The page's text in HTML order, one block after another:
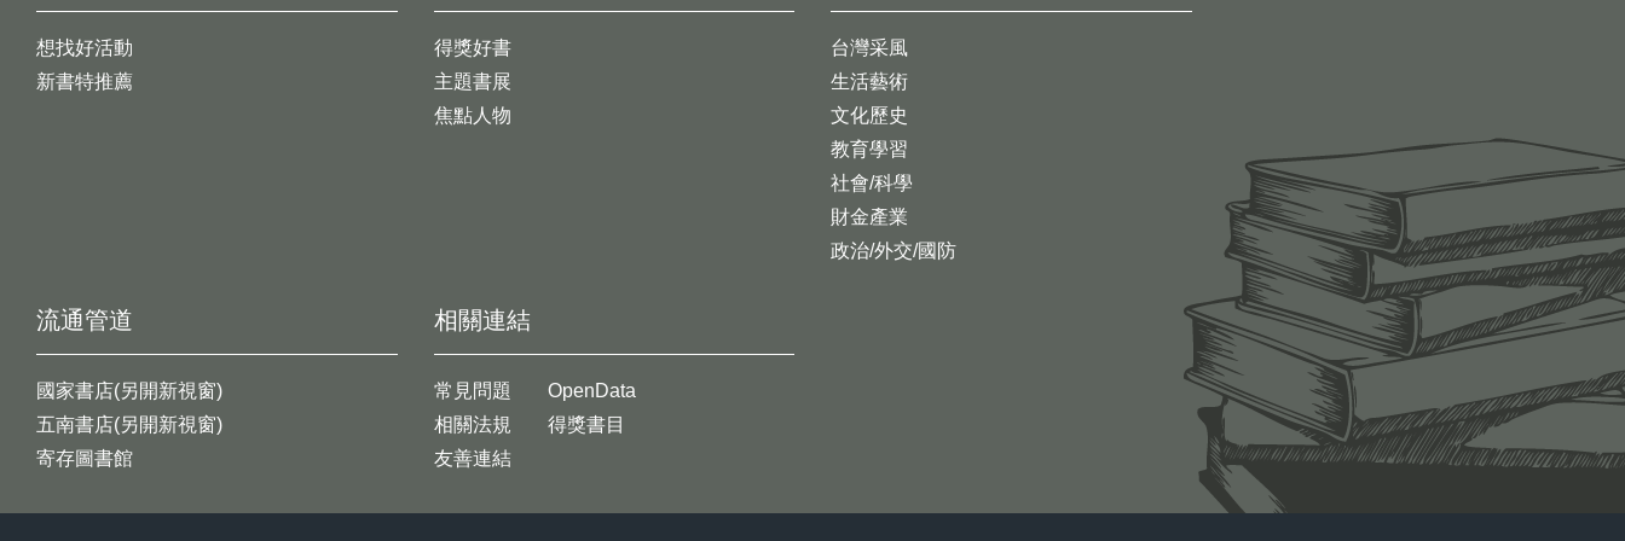
想找好活動
新書特推薦
台灣采風
生活藝術
文化歷史
教育學習
社會/科學
財金產業
政治/外交/國防
得獎好書
主題書展
焦點人物
流通管道
國家書店(另開新視窗)
五南書店(另開新視窗)
寄存圖書館
相關連結
常見問題
相關法規
友善連結
OpenData
得獎書目